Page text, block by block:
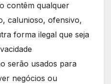
contêm qualquer
calunioso, ofensivo,
forma ilegal que seja
serão usados para
negócios ou